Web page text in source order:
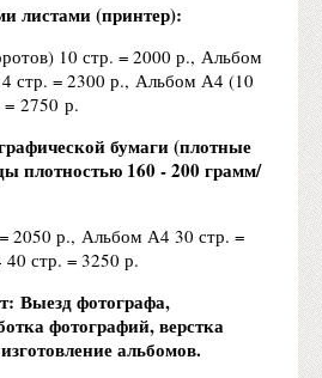
листами (принтер):
10 стр. = 2000 р., Альбом
стр. = 2300 р., Альбом А4 (10
= 2750 р.
бумаги (плотные
плотностью 160 - 200 грамм/
2050 р., Альбом А4 30 стр. =
стр. = 3250 р.
Выезд фотографа,
фотографий, верстка
альбомов.